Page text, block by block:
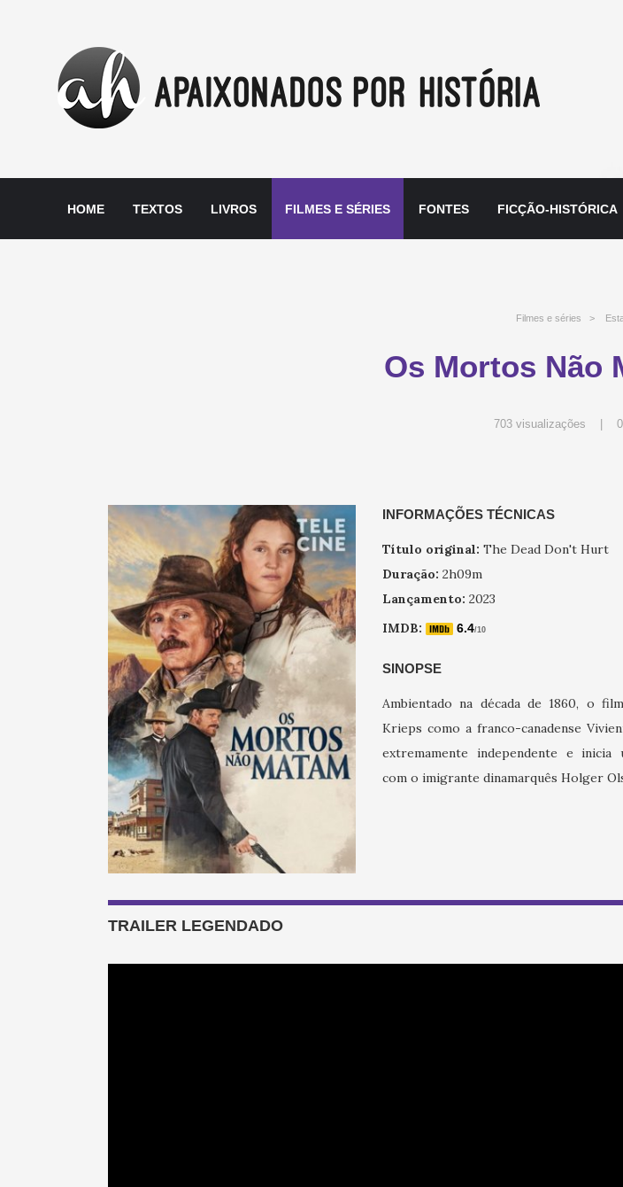
HOME TEXTOS LIVROS FILMES E SÉRIES FONTES FICÇÃO-HISTÓRICA
Filmes e séries >
Os Mortos Não
703 visualizações |
INFORMAÇÕES TÉCNICAS
Título original: The Dead Don't Hurt
Duração: 2h09m
Lançamento: 2023
IMDB:
6.4/10
SINOPSE
Ambientado na década de 1860, o
Krieps como a franco-canadense
extremamente independente e inicia
com o imigrante dinamarquês Holger
TRAILER LEGENDADO